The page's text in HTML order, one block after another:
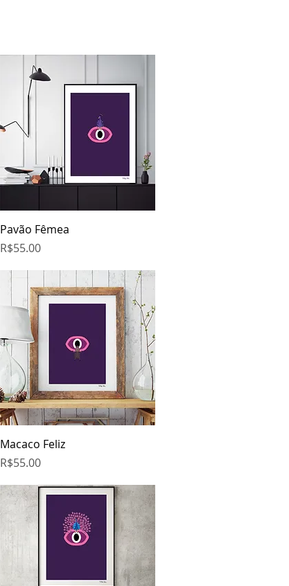
Quick View
Pavão Fêmea
Price
R$55.00
Quick View
Macaco Feliz
Price
R$55.00